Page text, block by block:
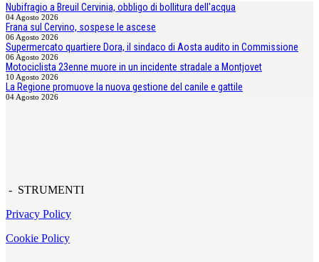
Nubifragio a Breuil Cervinia, obbligo di bollitura dell'acqua
04 Agosto 2026
Frana sul Cervino, sospese le ascese
06 Agosto 2026
Supermercato quartiere Dora, il sindaco di Aosta audito in Commissione
06 Agosto 2026
Motociclista 23enne muore in un incidente stradale a Montjovet
10 Agosto 2026
La Regione promuove la nuova gestione del canile e gattile
04 Agosto 2026
- STRUMENTI
Privacy Policy
Cookie Policy